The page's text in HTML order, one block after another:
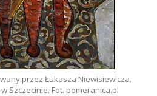
przez Łukasza Niewisiewicza.
Szczecinie. Fot. pomeranica.pl